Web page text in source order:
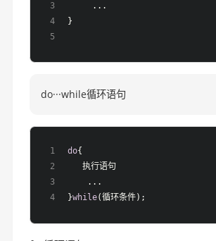
     ...
}
do···while循环语句
do{
   执行语句
    ...
}while(循环条件);